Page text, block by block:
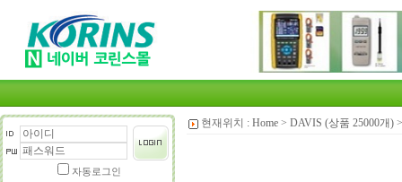
자동로그인
현재위치 : Home > DAVIS (상품 25000개)